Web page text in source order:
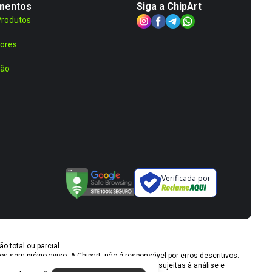
Siga a ChipArt
Verificada por
total ou parcial.
prévio aviso. A Chipart, não é responsável por erros descritivos.
até o término de nossos estoques. Vendas sujeitas à análise e